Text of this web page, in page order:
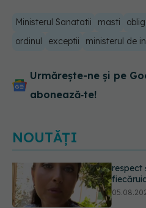
Ministerul Sanatatii masti
ordinul
exceptii ministerul de
Urmărește-ne și pe
abonează‑te!
NOUTĂȚI
Prof. dr.
Board-